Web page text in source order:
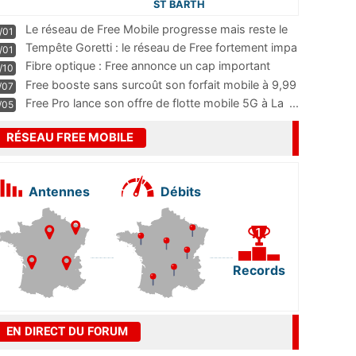
ST BARTH
Le réseau de Free Mobile progresse mais reste le
m
...
Tempête Goretti : le réseau de Free fortement impa
Fibre optique : Free annonce un cap important
pass
...
Free booste sans surcoût son forfait mobile à 9,99
Free Pro lance son offre de flotte mobile 5G à La ...
RÉSEAU FREE MOBILE
Antennes Débits
Records
EN DIRECT DU FORUM